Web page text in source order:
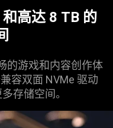
高达 8 TB 的
的游戏和内容创作体
容双面 NVMe 驱动
存储空间。